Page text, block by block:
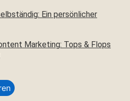
Ein persönlicher
Marketing: Tops & Flops